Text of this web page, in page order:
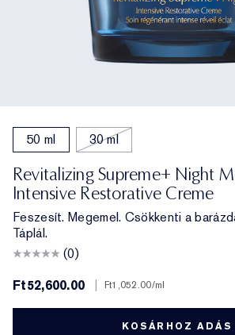
50 ml 30 ml
Revitalizing Supreme+ Night
Intensive Restorative Creme
Feszesít. Megemel. Csökkenti a
Táplál.
(0)
Ft52,600.00
Ft1,052.00/ml
KOSÁRHOZ ADÁS